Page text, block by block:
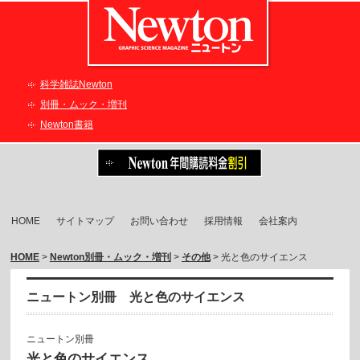
科学雑誌Newton
別冊・ムック・増刊
Newton書籍
HOME サイトマップ お問い合わせ 採用情報 会社案内
HOME> Newton別冊・ムック・増刊 > その他> 光と色のサイエンス
ニュートン別冊 光と色のサイエンス
ニュートン別冊